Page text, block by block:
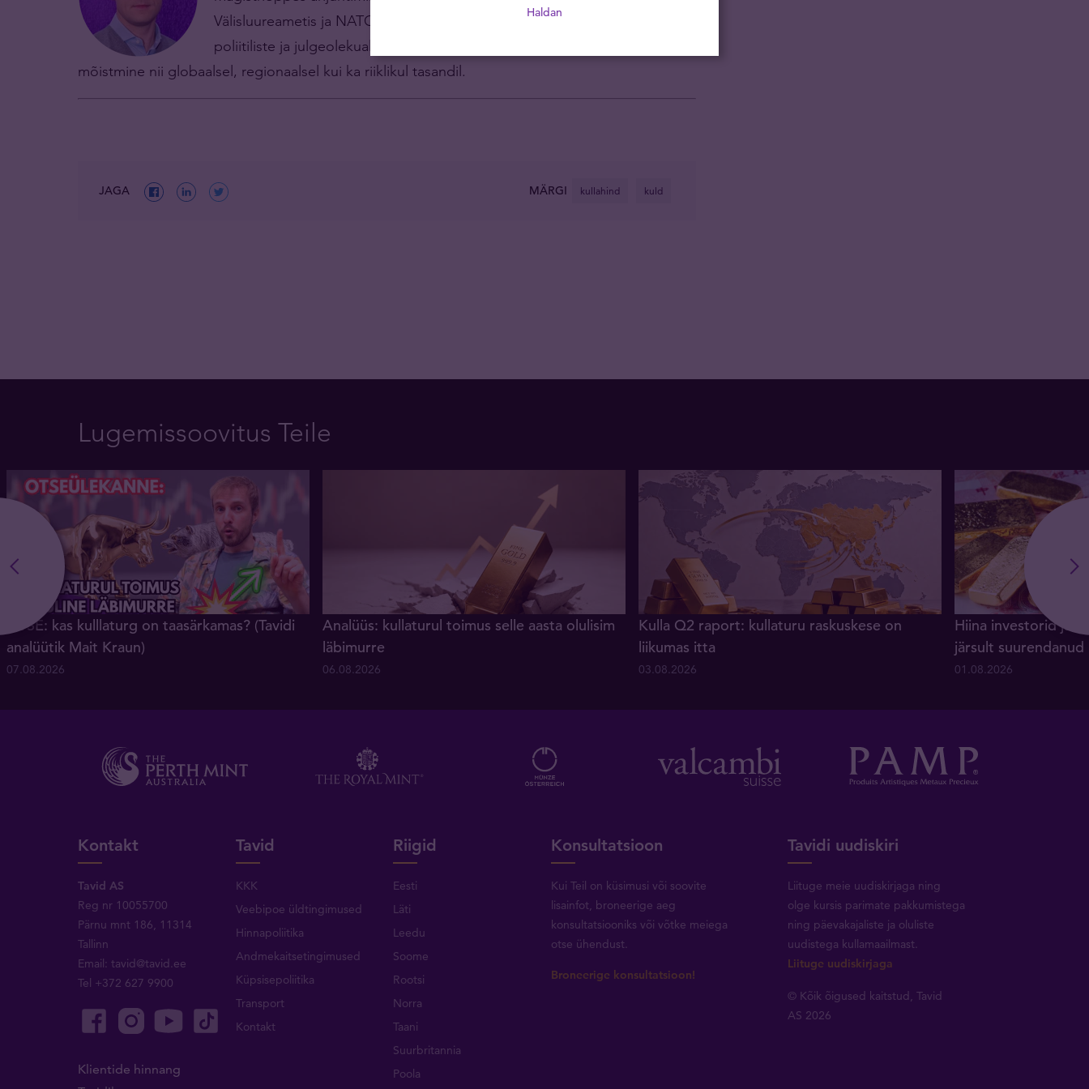
Välisluureametis ja NATO peakorteris. Tema huviks on majanduslike,
poliitiliste ja julgeolekualaste protsesside ning nende omavaheliste seoste
mõistmine nii globaalsel, regionaalsel kui ka riiklikul tasandil.
JAGA MÄRGI kullahind kuld
Lugemissoovitus Teile
OTSE: kas kulllaturg on taasärkamas? (Tavidi
analüütik Mait Kraun)
07.08.2026
Analüüs: kullaturul toimus selle aasta olulisim
läbimurre
06.08.2026
Kulla Q2 raport: kullaturu raskuskese on
liikumas itta
03.08.2026
Hiina investorid ja
järsult suurendanud
01.08.2026
Kontakt
Tavid AS
Reg nr 10055700
Pärnu mnt 186, 11314
Tallinn
Email:tavid@tavid.ee
Tel +372 627 9900
Klientide hinnang
Tavid
KKK
Veebipoe üldtingimused
Hinnapoliitika
Andmekaitsetingimused
Küpsisepoliitika
Transport
Kontakt
Riigid
Eesti
Läti
Leedu
Soome
Rootsi
Norra
Taani
Suurbritannia
Poola
Konsultatsioon
Kui Teil on küsimusi või soovite
lisainfot, broneerige aeg
konsultatsiooniks või võtke meiega
otse ühendust.
Broneerige konsultatsioon!
Tavidi uudiskiri
Liituge meie uudiskirjaga ning
olge kursis parimate pakkumistega
ning päevakajaliste ja oluliste
uudistega kullamaailmast.
Liituge uudiskirjaga
© Kõik õigused kaitstud, Tavid
AS 2026
Haldan